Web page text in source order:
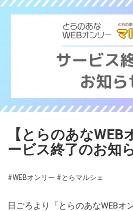
【とらのあなWEB
ービス終了のお知
#WEBオンリー #とらマルシェ
日ごろより「とらのあなWEBオ